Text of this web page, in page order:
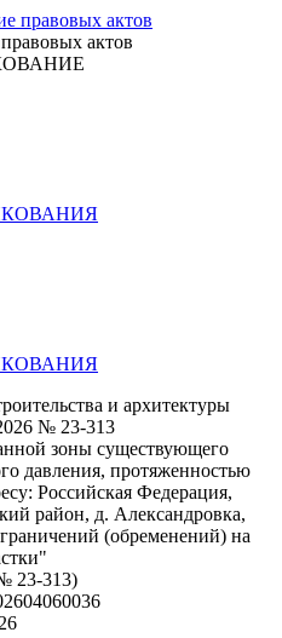
актов
и архитектуры
№ 23-313
зоны существующего
давления, протяженностью
Российская Федерация,
район, д. Александровка,
(обременений) на
23-313)